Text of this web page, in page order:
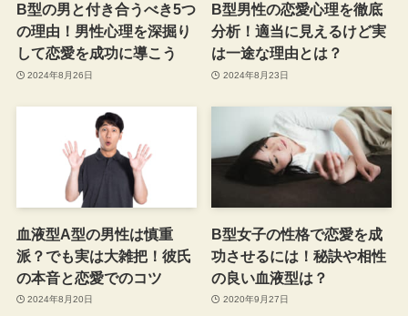
B型の男と付き合うべき5つ
の理由！男性心理を深掘り
して恋愛を成功に導こう
2024年8月26日
B型男性の恋愛心理を徹底
分析！適当に見えるけど実
は一途な理由とは？
2024年8月23日
血液型A型の男性は慎重
派？でも実は大雑把！彼氏
の本音と恋愛でのコツ
2024年8月20日
B型女子の性格で恋愛を成
功させるには！秘訣や相性
の良い血液型は？
2020年9月27日